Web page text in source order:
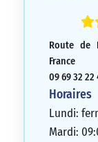
Route de
France
09 69 32 22
Horaires
Lundi:
Mardi: